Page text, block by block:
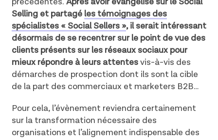
Selling et partagé les témoignages des
spécialistes « Social Sellers », il serait intéressant
désormais de se recentrer sur le point de vue des
clients présents sur les réseaux sociaux pour
mieux répondre à leurs attentesvis-à-vis des
démarches de prospection dont ils sont la cible
de la part des commerciaux et marketers B2B…
Pour cela, l’évènement reviendra certainement
sur la transformation nécessaire des
organisations et l’alignement indispensable des